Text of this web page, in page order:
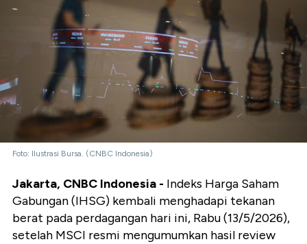
Foto: Ilustrasi Bursa. (CNBC Indonesia)
Jakarta, CNBC Indonesia - Indeks Harga Saham
Gabungan (IHSG) kembali menghadapi tekanan
berat pada perdagangan hari ini, Rabu (13/5/2026),
setelah MSCI resmi mengumumkan hasil review